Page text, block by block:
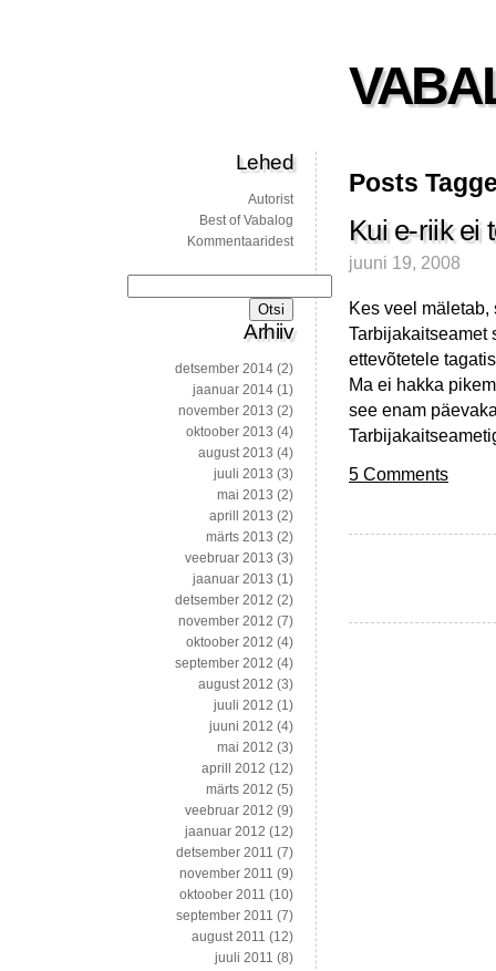
Posts
Kui e-riik ei
juuni 19, 2008
Kes veel
Tarbijakaitseamet
ettevõtetele
Ma ei hakka
see enam
5 Comments
Lehed
Autorist
Best of Vabalog
Kommentaaridest
Arhiiv
detsember 2014 (2)
jaanuar 2014 (1)
november 2013 (2)
oktoober 2013 (4)
august 2013 (4)
juuli 2013 (3)
mai 2013 (2)
aprill 2013 (2)
märts 2013 (2)
veebruar 2013 (3)
jaanuar 2013 (1)
detsember 2012 (2)
november 2012 (7)
oktoober 2012 (4)
september 2012 (4)
august 2012 (3)
juuli 2012 (1)
juuni 2012 (4)
mai 2012 (3)
aprill 2012 (12)
märts 2012 (5)
veebruar 2012 (9)
jaanuar 2012 (12)
detsember 2011 (7)
november 2011 (9)
oktoober 2011 (10)
september 2011 (7)
august 2011 (12)
juuli 2011 (8)